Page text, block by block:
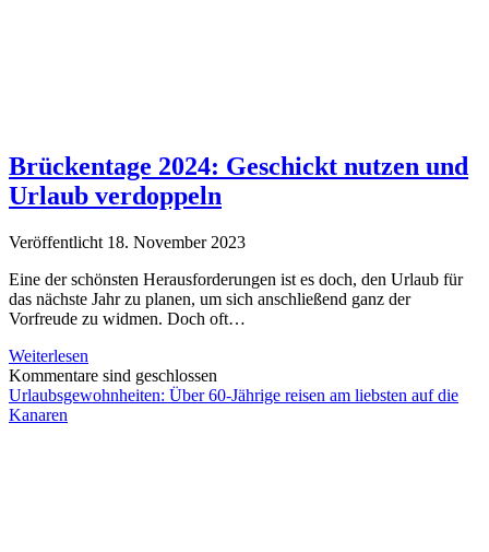
Brückentage 2024: Geschickt nutzen und
Urlaub verdoppeln
Veröffentlicht 18. November 2023
Eine der schönsten Herausforderungen ist es doch, den Urlaub für
das nächste Jahr zu planen, um sich anschließend ganz der
Vorfreude zu widmen. Doch oft…
Weiterlesen
2024:
Geschickt
Kommentare sind geschlossen
Urlaubsgewohnheiten: Über 60-Jährige reisen am liebsten auf die
Kanaren